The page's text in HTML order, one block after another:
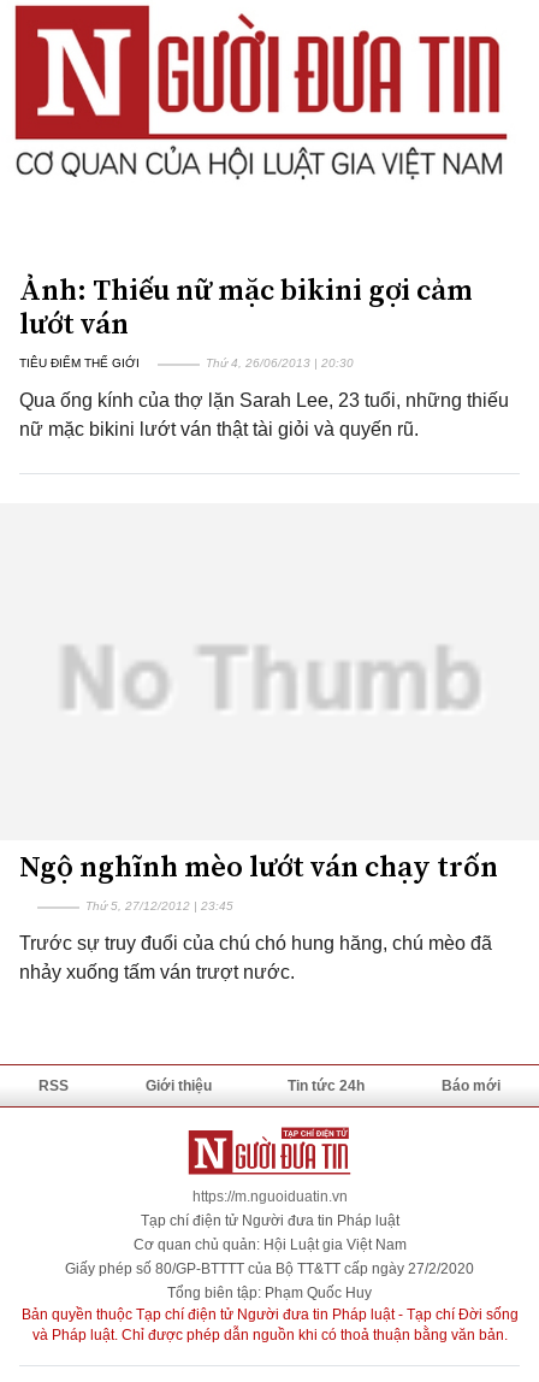
Ảnh: Thiếu nữ mặc bikini gợi cảm
lướt ván
TIÊU ĐIỂM THẾ GIỚI Thứ 4, 26/06/2013 | 20:30
Qua ống kính của thợ lặn Sarah Lee, 23 tuổi, những thiếu
nữ mặc bikini lướt ván thật tài giỏi và quyến rũ.
Ngộ nghĩnh mèo lướt ván chạy trốn
Thứ 5, 27/12/2012 | 23:45
Trước sự truy đuổi của chú chó hung hăng, chú mèo đã
nhảy xuống tấm ván trượt nước.
RSS Giới thiệu Tin tức 24h Báo mới
https://m.nguoiduatin.vn
Tạp chí điện tử Người đưa tin Pháp luật
Cơ quan chủ quản: Hội Luật gia Việt Nam
Giấy phép số 80/GP-BTTTT của Bộ TT&TT cấp ngày 27/2/2020
Tổng biên tập: Phạm Quốc Huy
Bản quyền thuộc Tạp chí điện tử Người đưa tin Pháp luật - Tạp chí Đời sống
và Pháp luật. Chỉ được phép dẫn nguồn khi có thoả thuận bằng văn bản.